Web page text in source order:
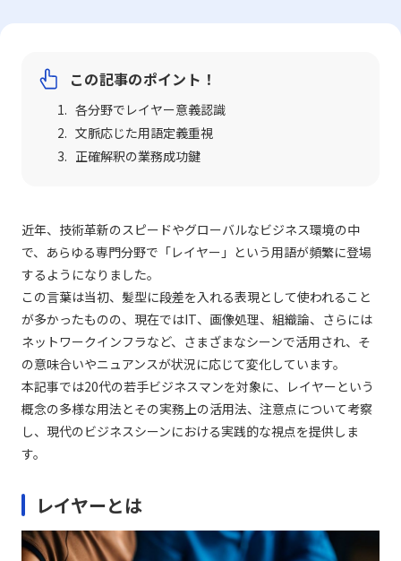
この記事のポイント！
各分野でレイヤー意義認識
文脈応じた用語定義重視
正確解釈の業務成功鍵
近年、技術革新のスピードやグローバルなビジネス環境の中
で、あらゆる専門分野で「レイヤー」という用語が頻繁に登場
するようになりました。
この言葉は当初、髪型に段差を入れる表現として使われること
が多かったものの、現在ではIT、画像処理、組織論、さらには
ネットワークインフラなど、さまざまなシーンで活用され、そ
の意味合いやニュアンスが状況に応じて変化しています。
本記事では20代の若手ビジネスマンを対象に、レイヤーという
概念の多様な用法とその実務上の活用法、注意点について考察
し、現代のビジネスシーンにおける実践的な視点を提供しま
す。
レイヤーとは